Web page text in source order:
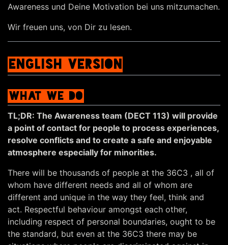
Awareness und Deine Motivation bei uns mitzumachen.
Wir freuen uns, von Dir zu lesen.
ENGLISH VERSION
WHAT WE DO
TL;DR: The Awareness team (DECT 113) will provide
a point of contact for people to process experiences,
resolve conflicts and to create a safe and enjoyable
atmosphere especially for minorities.
There will be thousands of people at the 36C3 , all of
whom have different needs and all of whom are
different and unique in the way they feel, think and
act. Respectful behaviour amongst each other,
including respect of personal boundaries, ought to be
the standard, but even at the 36C3 there may be